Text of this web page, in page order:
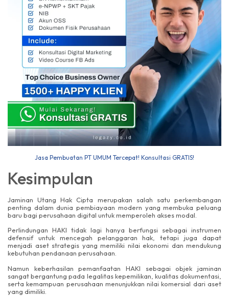
Jasa Pembuatan PT UMUM Tercepat! Konsultasi GRATIS!
Kesimpulan
Jaminan Utang Hak Cipta merupakan salah satu perkembangan
penting dalam dunia pembiayaan modern yang membuka peluang
baru bagi perusahaan digital untuk memperoleh akses modal.
Perlindungan HAKI tidak lagi hanya berfungsi sebagai instrumen
defensif untuk mencegah pelanggaran hak, tetapi juga dapat
menjadi aset strategis yang memiliki nilai ekonomi dan mendukung
kebutuhan pendanaan perusahaan.
Namun keberhasilan pemanfaatan HAKI sebagai objek jaminan
sangat bergantung pada legalitas kepemilikan, kualitas dokumentasi,
serta kemampuan perusahaan menunjukkan nilai komersial dari aset
yang dimiliki.